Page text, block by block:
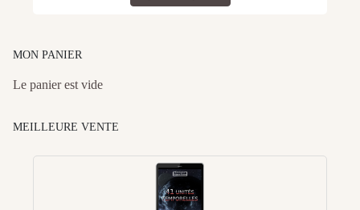
MON PANIER
Le panier est vide
MEILLEURE VENTE